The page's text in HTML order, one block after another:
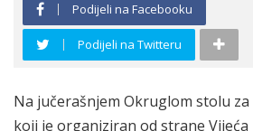
Podijeli na Facebooku
Podijeli na Twitteru
Na jučerašnjem Okruglom stolu
koji je organiziran od strane